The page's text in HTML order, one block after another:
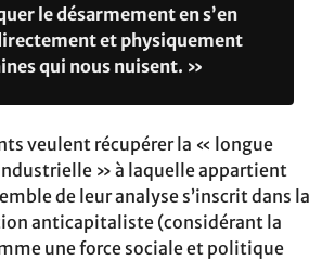
le désarmement en s’en
et physiquement
qui nous nuisent. »
veulent récupérer la « longue
» à laquelle appartient
de leur analyse s’inscrit dans la
anticapitaliste (considérant la
une force sociale et politique